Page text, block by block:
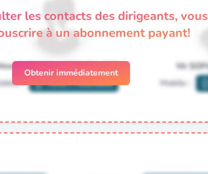
les contacts des dirigeants, vous
à un abonnement payant!
Obtenir immédiatement